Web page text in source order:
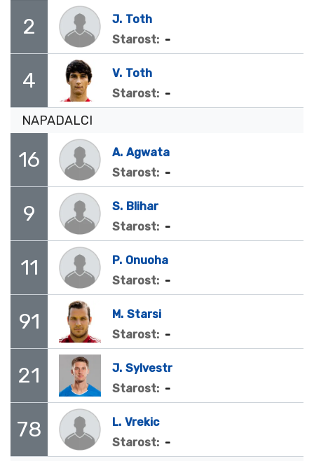
2 J. Toth
Starost: -
4 V. Toth
Starost: -
NAPADALCI
16 A. Agwata
Starost: -
9 S. Blihar
Starost: -
11 P. Onuoha
Starost: -
91 M. Starsi
Starost: -
21 J. Sylvestr
Starost: -
78 L. Vrekic
Starost: -